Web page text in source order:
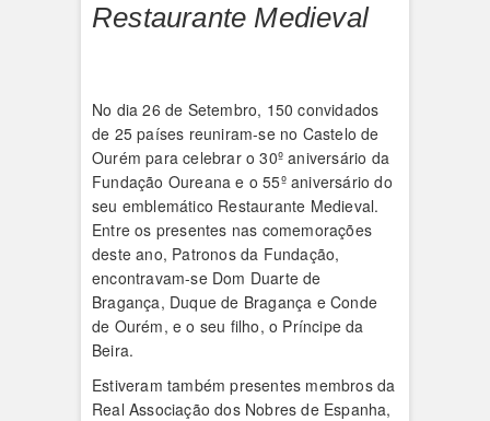
Restaurante Medieval
No dia 26 de Setembro, 150 convidados
de 25 países reuniram-se no Castelo de
Ourém para celebrar o 30º aniversário da
Fundação Oureana e o 55º aniversário do
seu emblemático Restaurante Medieval.
Entre os presentes nas comemorações
deste ano, Patronos da Fundação,
encontravam-se Dom Duarte de
Bragança, Duque de Bragança e Conde
de Ourém, e o seu filho, o Príncipe da
Beira.
Estiveram também presentes membros da
Real Associação dos Nobres de Espanha,